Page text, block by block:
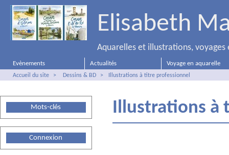
Elisabeth
Aquarelles et illustrations, voyages
Evènements Actualités Voyage en aquarelle
Accueil du site > Dessins & BD > Illustrations à titre professionnel
Illustrations à
Mots-clés
Connexion